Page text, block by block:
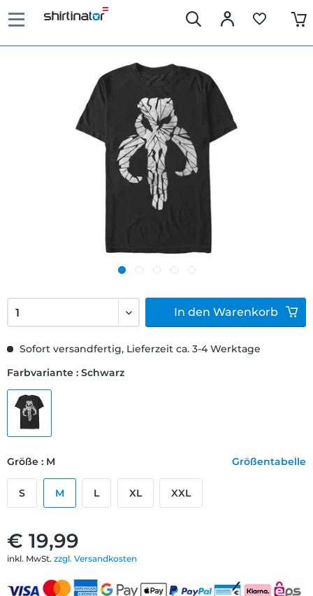
€ 19,99
inkl. MwSt. zzgl. Versandkosten
Sofort versandfertig, Lieferzeit ca. 3-4 Werktage
Farbvariante : Schwarz
Größe : M Größentabelle
S M L XL XXL
In den Warenkorb